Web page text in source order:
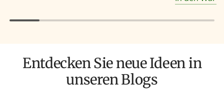
Entdecken Sie neue Ideen in
unseren Blogs